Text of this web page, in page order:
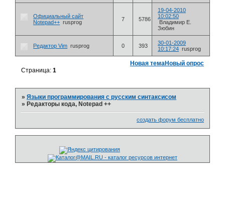
Официальный сайт
Notepad++ rusprog 7 5786
19-04-2010
10:02:50
Владимир Е.
Зюбин
Редактор Vim rusprog 0 393
30-01-2009
10:17:24 rusprog
Новая темаНовый опрос
Страница:1
»Языки программирования с русским синтаксисом
»Редакторы кода, Notepad ++
создать форум бесплатно